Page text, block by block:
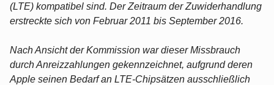
(LTE) kompatibel sind. Der Zeitraum der Zuwiderhandlung
erstreckte sich von Februar 2011 bis September 2016.
Nach Ansicht der Kommission war dieser Missbrauch
durch Anreizzahlungen gekennzeichnet, aufgrund deren
Apple seinen Bedarf an LTE-Chipsätzen ausschließlich